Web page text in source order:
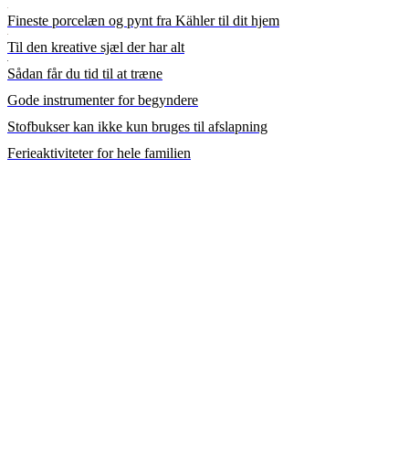
Fineste porcelæn og pynt fra Kähler til dit hjem
Til den kreative sjæl der har alt
Sådan får du tid til at træne
Gode instrumenter for begyndere
Stofbukser kan ikke kun bruges til afslapning
Ferieaktiviteter for hele familien